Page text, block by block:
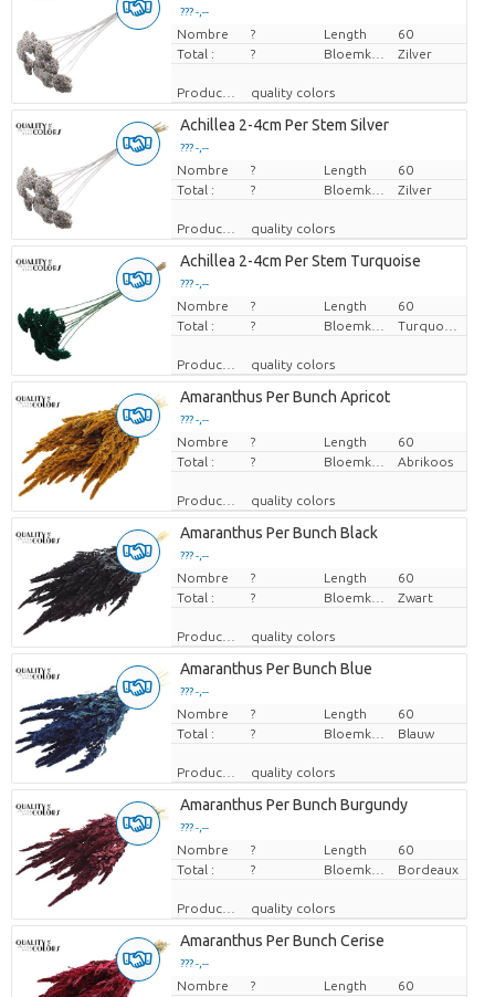
??? -,--
Prix par pièce
Nombre ? Length
60
Total :
? Zilver
Producteur quality colors
Achillea 2-4cm Per Stem Silver
??? -,--
Prix par pièce
Nombre ? Length
60
Total :
? Zilver
Producteur quality colors
Achillea 2-4cm Per Stem Turquoise
??? -,--
Prix par pièce
Nombre ? Length
60
Total :
?
Producteur quality colors
Amaranthus Per Bunch Apricot
??? -,--
Prix par pièce
Nombre ? Length
60
Total :
? Abrikoos
Producteur quality colors
Amaranthus Per Bunch Black
??? -,--
Prix par pièce
Nombre ? Length
60
Total :
? Zwart
Producteur quality colors
Amaranthus Per Bunch Blue
??? -,--
Prix par pièce
Nombre ? Length
60
Total :
? Blauw
Producteur quality colors
Amaranthus Per Bunch Burgundy
??? -,--
Prix par pièce
Nombre ? Length
60
Total :
? Bordeaux
Producteur quality colors
Amaranthus Per Bunch Cerise
??? -,--
Prix par pièce
Nombre ? Length
60